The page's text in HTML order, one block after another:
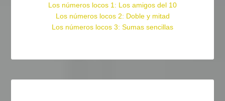
Los números locos 1: Los amigos del 10
Los números locos 2: Doble y mitad
Los números locos 3: Sumas sencillas